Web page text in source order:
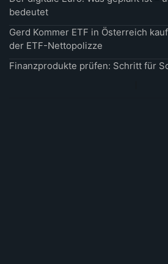
bedeutet
Gerd Kommer ETF in Österreich
der ETF-Nettopolizze
Finanzprodukte prüfen: Schritt für